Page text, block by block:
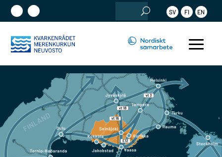
efter:
SV FI EN